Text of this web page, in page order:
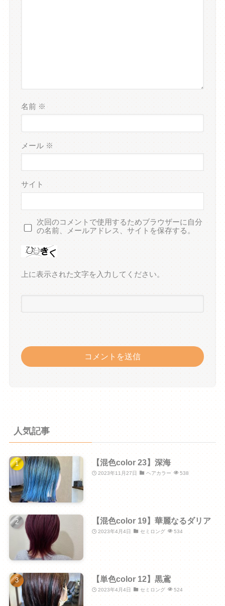
名前※
メール ※
サイト
次回のコメントで使用するためブラウザーに自分
の名前、メールアドレス、サイトを保存する。
上に表示された文字を入力してください。
人気記事
【混色color 23】深海
2023年11月27日 ヘアカラー 538
【混色color 19】華麗なるダリア
2023年4月4日 セミロング 534
【単色color 12】黒鳶
2023年4月4日 セミロング 524